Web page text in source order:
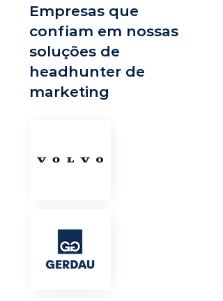
Empresas que
confiam em nossas
soluções de
headhunter de
marketing